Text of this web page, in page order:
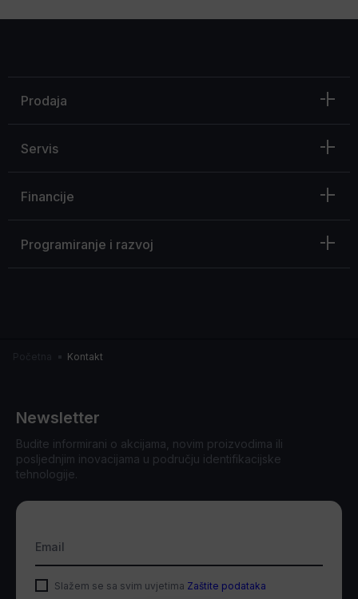
Prodaja
Servis
Financije
Programiranje i razvoj
Kontakt
Newsletter
Budite informirani o akcijama, novim proizvodima ili
posljednjim inovacijama u području identifikacijske
tehnologije.
Email
Slažem se sa svim uvjetima Zaštite podataka